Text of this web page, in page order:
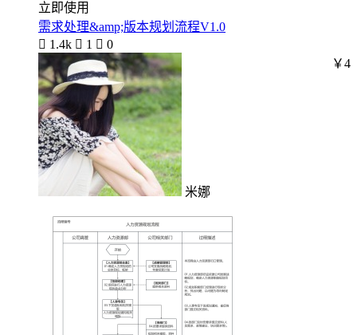
立即使用
需求处理&amp;版本规划流程V1.0
 1.4k  1  0
米娜
￥4